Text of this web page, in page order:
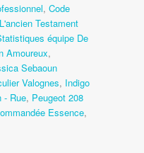
, Code
Testament
équipe De
Amoureux,
Sebaoun
Valognes, Indigo
- Rue, Peugeot 208
Essence,